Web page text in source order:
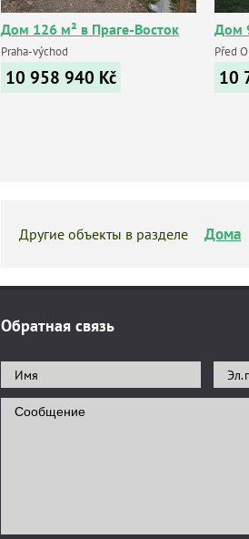
Дом 126 м² в Праге-Восток
Praha-východ
10 958 940 Kč
Дом
Před
10
Другие объекты в разделе Дома
Обратная связь